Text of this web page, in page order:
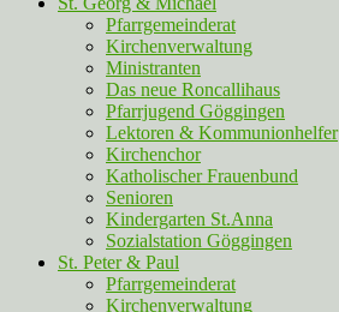
Pfarrgemeinderat
Kirchenverwaltung
Ministranten
Das neue Roncallihaus
Pfarrjugend Göggingen
Lektoren & Kommunionhelfer
Kirchenchor
Katholischer Frauenbund
Senioren
Kindergarten St.Anna
Sozialstation Göggingen
St. Peter & Paul
Pfarrgemeinderat
Kirchenverwaltung